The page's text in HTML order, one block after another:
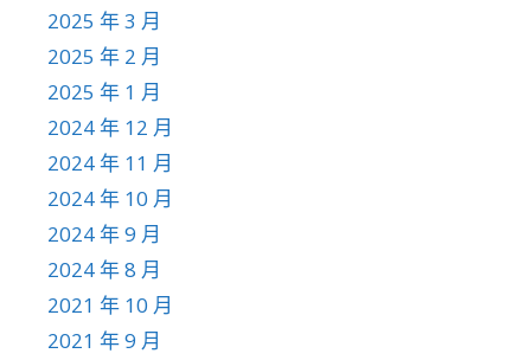
2025 年 3 月
2025 年 2 月
2025 年 1 月
2024 年 12 月
2024 年 11 月
2024 年 10 月
2024 年 9 月
2024 年 8 月
2021 年 10 月
2021 年 9 月